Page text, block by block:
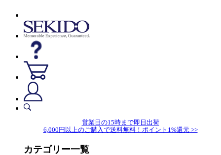
営業日の15時まで即日出荷
6,000円以上のご購入で送料無料！ポイント1%還元 >>
カテゴリー一覧